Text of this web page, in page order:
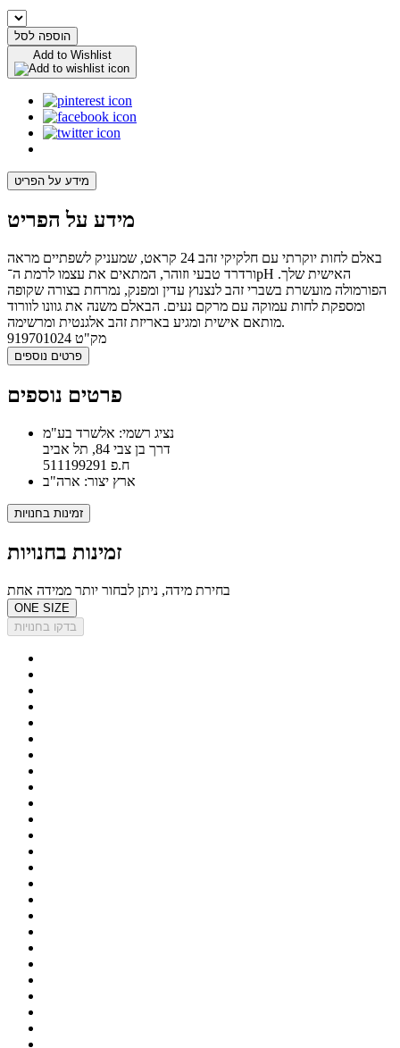
הוספה לסל
Add to Wishlist
מידע על הפריט
מידע על הפריט
באלם לחות יוקרתי עם חלקיקי זהב 24 קראט, שמעניק לשפתיים מראה
ורדרד טבעי וזוהר, המתאים את עצמו לרמת ה־pH האישית שלך.
הפורמולה מועשרת בשברי זהב לנצנוץ עדין ומפנק, נמרחת בצורה שקופה
ומספקת לחות עמוקה עם מרקם נעים. הבאלם משנה את גוונו לוורוד
מותאם אישית ומגיע באריזת זהב אלגנטית ומרשימה.
מק"ט 919701024
פרטים נוספים
פרטים נוספים
נציג רשמי: אלשרד בע"מ
דרך בן צבי 84, תל אביב
ח.פ 511199291
ארץ יצור: ארה"ב
זמינות בחנויות
זמינות בחנויות
בחירת מידה, ניתן לבחור יותר ממידה אחת
ONE SIZE
בדקו בחנויות